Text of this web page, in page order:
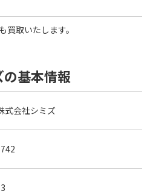
取いたします。
基本情報
式会社シミズ